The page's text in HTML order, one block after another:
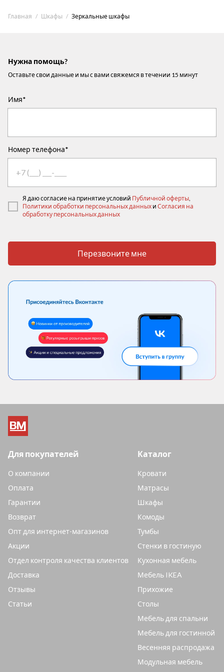
Главная Шкафы Зеркальные шкафы
Нужна помощь?
Оставьте свои данные и мы с вами свяжемся в течении 15 минут
Имя*
Номер телефона*
Я даю согласие на принятие условий Публичной оферты,
Политики обработки персональных данных и Согласия на
обработку персональных данных
Перезвоните мне
Каталог
Кровати
Матрасы
Шкафы
Комоды
Тумбы
Стенки в гостиную
Кухонная мебель
Мебель IKEA
Прихожие
Столы
Мебель для спальни
Мебель для гостинной
Весенняя распродажа
Модульная мебель
Для покупателей
О компании
Оплата
Гарантии
Возврат
Опт для интернет-магазинов
Акции
Отдел контроля качества клиентов
Доставка
Отзывы
Статьи